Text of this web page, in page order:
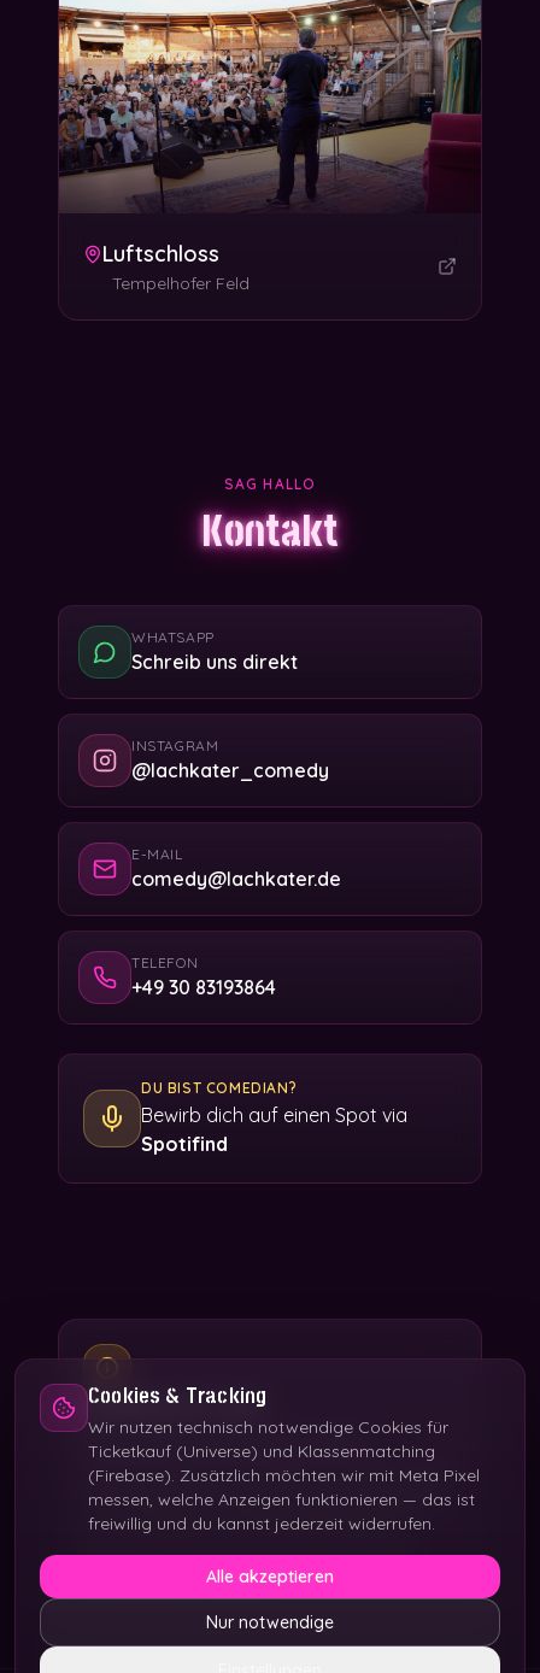
Cookies & Tracking
Wir nutzen technisch notwendige Cookies für
Ticketkauf (Universe) und Klassenmatching
(Firebase). Zusätzlich möchten wir mit Meta Pixel
messen, welche Anzeigen funktionieren — das ist
freiwillig und du kannst jederzeit widerrufen.
Alle akzeptieren
Nur notwendige
Luftschloss
Tempelhofer Feld
SAG HALLO
Kontakt
WHATSAPP
Schreib uns direkt
INSTAGRAM
@lachkater_comedy
E-MAIL
comedy@lachkater.de
TELEFON
+49 30 83193864
DU BIST COMEDIAN?
Bewirb dich auf einen Spot via
Spotifind
Mindestalter 16 Jahre
Diese Altersbeschränkung hat keine
rechtlichen, sondern qualitative Gründe: Kinder
im Saal hemmen erfahrungsgemäß Publikum
und Comedians. Ausnahme: Schulklassen.
Bei Verstoß: Einlass kann verweigert werden, keine
Erstattung der VVK-Tickets.